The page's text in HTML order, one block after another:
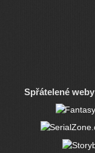
Spřátelené weby